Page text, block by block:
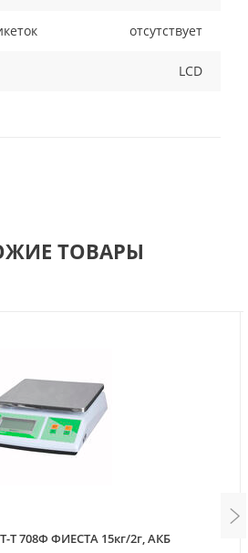
отсутствует
LCD
ТОВАРЫ
708Ф ФИЕСТА 15кг/2г, АКБ